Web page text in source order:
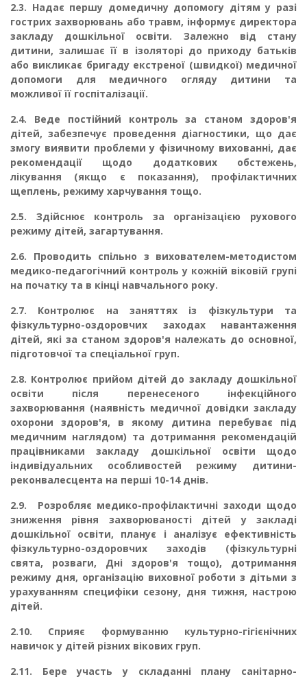
2.3. Надає першу домедичну допомогу дітям у разі
гострих захворювань або травм, інфор­мує директора
закладу дошкільної освіти. Залежно від стану
дитини, залишає її в ізоляторі до приходу батьків
або викликає бригаду екстреної (швидкої) медичної
допомоги для ме­дичного огляду дитини та
можливої її госпіталізації.
2.4. Веде постійний контроль за станом здоров'я
дітей, забезпечує проведення діагнос­тики, що дає
змогу виявити проблеми у фізичному вихованні, дає
рекомендації щодо додат­кових обстежень,
лікування (якщо є показання), профілактичних
щеплень, режиму харчу­вання тощо.
2.5. Здійснює контроль за організацією рухового
режиму дітей, загартування.
2.6. Проводить спільно з вихователем-методистом
медико-педагогічний контроль у кож­ній віковій групі
на початку та в кінці навчального року.
2.7. Контролює на заняттях із фізкультури та
фізкультурно-оздоровчих заходах наван­таження
дітей, які за станом здоров'я належать до основної,
підготовчої та спеціальної груп.
2.8. Контролює прийом дітей до закладу дошкільної
освіти після перенесеного інфек­ційного
захворювання (наявність медичної довідки закладу
охорони здоров'я, в якому ди­тина перебуває під
медичним наглядом) та дотримання рекомендацій
працівниками закла­ду дошкільної освіти щодо
індивідуальних особливостей режиму дитини-
реконвалесцента на перші 10-14 днів.
2.9. Розробляє медико-профілактичні заходи щодо
зниження рівня захворюваності ді­тей у закладі
дошкільної освіти, планує і аналізує ефективність
фізкультурно-оздоровчих заходів (фізкультурні
свята, розваги, Дні здоров'я тощо), дотримання
режиму дня, організа­цію виховної роботи з дітьми з
урахуванням специфіки сезону, дня тижня, настрою
дітей.
2.10. Сприяє формуванню культурно-гігієнічних
навичок у дітей різних вікових груп.
2.11. Бере участь у складанні плану санітарно-